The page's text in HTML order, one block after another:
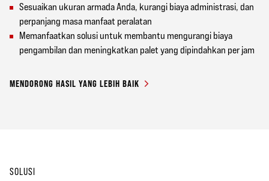
Sesuaikan ukuran armada Anda, kurangi biaya administrasi, dan
perpanjang masa manfaat peralatan
Memanfaatkan solusi untuk membantu mengurangi biaya
pengambilan dan meningkatkan palet yang dipindahkan per jam
MENDORONG HASIL YANG LEBIH BAIK
SOLUSI